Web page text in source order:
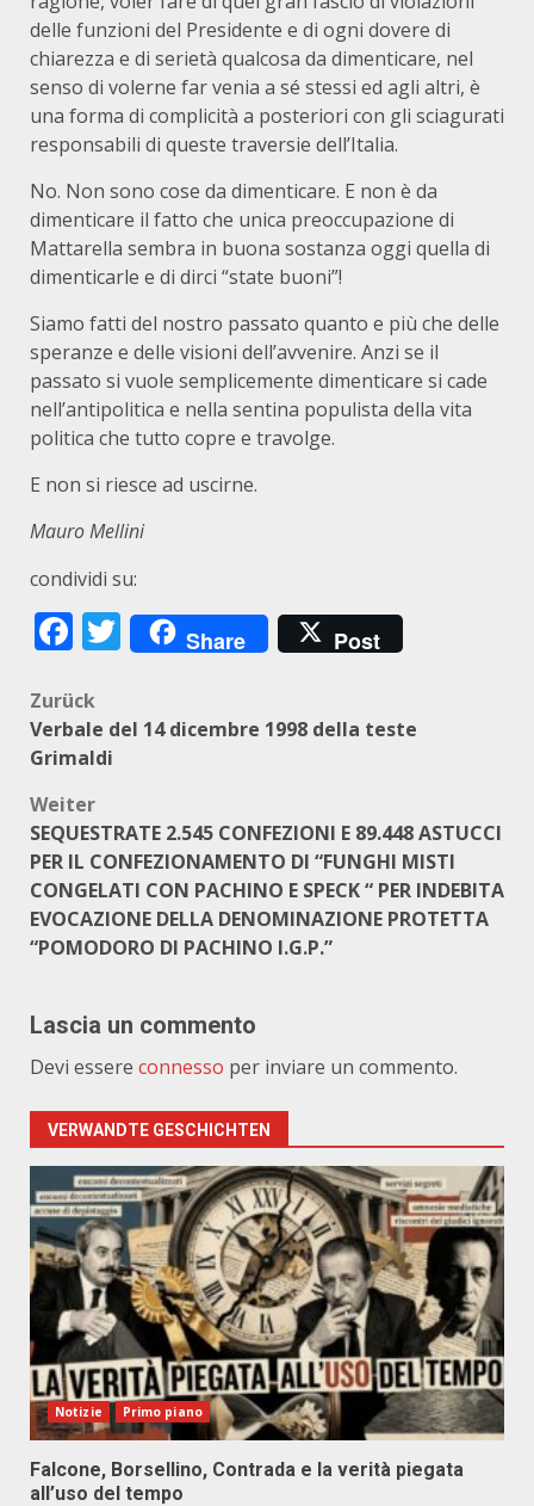
delle funzioni del Presidente e di ogni dovere di
chiarezza e di serietà qualcosa da dimenticare, nel
senso di volerne far venia a sé stessi ed agli altri, è
una forma di complicità a posteriori con gli sciagurati
responsabili di queste traversie dell’Italia.
No. Non sono cose da dimenticare. E non è da
dimenticare il fatto che unica preoccupazione di
Mattarella sembra in buona sostanza oggi quella di
dimenticarle e di dirci “state buoni”!
Siamo fatti del nostro passato quanto e più che delle
speranze e delle visioni dell’avvenire. Anzi se il
passato si vuole semplicemente dimenticare si cade
nell’antipolitica e nella sentina populista della vita
politica che tutto copre e travolge.
E non si riesce ad uscirne.
Mauro Mellini
condividi su:
Facebook
Twitter
Share Post
Beitragsnavigation
Zurück
Verbale del 14 dicembre 1998 della teste
Grimaldi
Weiter
SEQUESTRATE 2.545 CONFEZIONI E 89.448 ASTUCCI
PER IL CONFEZIONAMENTO DI “FUNGHI MISTI
CONGELATI CON PACHINO E SPECK “ PER INDEBITA
EVOCAZIONE DELLA DENOMINAZIONE PROTETTA
“POMODORO DI PACHINO I.G.P.”
Lascia un commento
Devi essere connesso per inviare un commento.
VERWANDTE GESCHICHTEN
Notizie Primo piano
Falcone, Borsellino, Contrada e la verità piegata
all’uso del tempo